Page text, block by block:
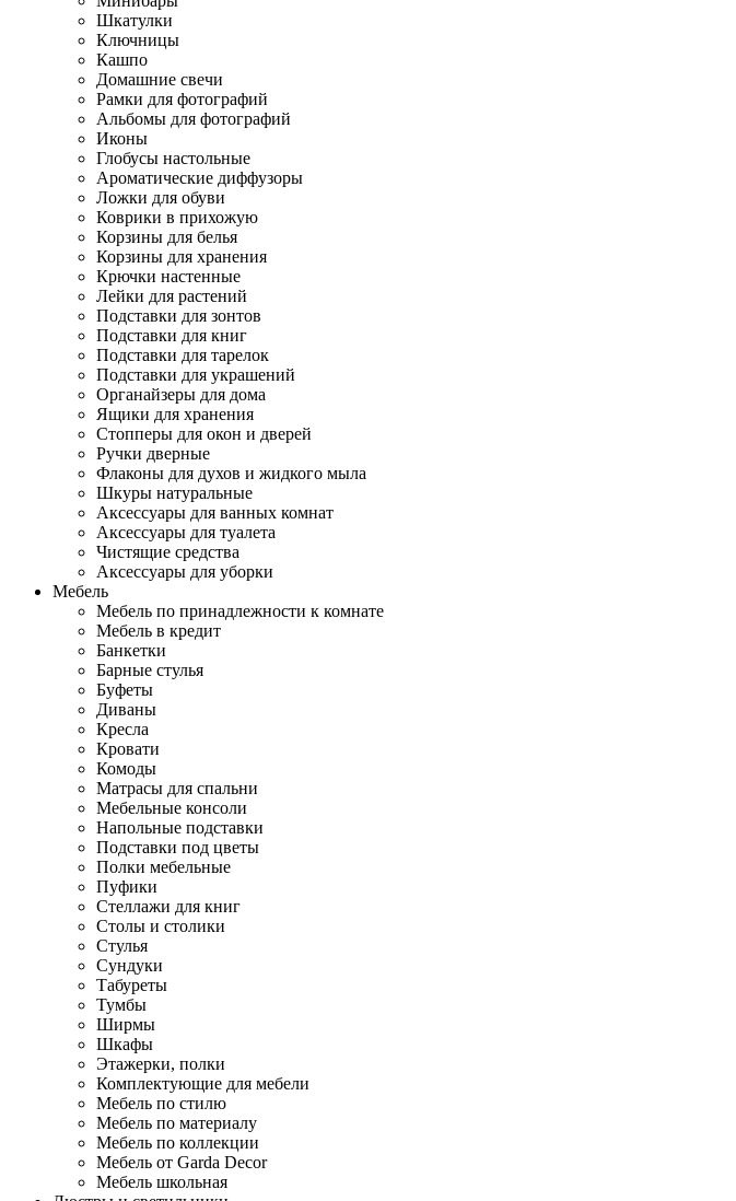
Шкатулки
Ключницы
Кашпо
Домашние свечи
Рамки для фотографий
Альбомы для фотографий
Иконы
Глобусы настольные
Ароматические диффузоры
Ложки для обуви
Коврики в прихожую
Корзины для белья
Корзины для хранения
Крючки настенные
Лейки для растений
Подставки для зонтов
Подставки для книг
Подставки для тарелок
Подставки для украшений
Органайзеры для дома
Ящики для хранения
Стопперы для окон и дверей
Ручки дверные
Флаконы для духов и жидкого мыла
Шкуры натуральные
Аксессуары для ванных комнат
Аксессуары для туалета
Чистящие средства
Аксессуары для уборки
Мебель
Мебель по принадлежности к комнате
Мебель в кредит
Банкетки
Барные стулья
Буфеты
Диваны
Кресла
Кровати
Комоды
Матрасы для спальни
Мебельные консоли
Напольные подставки
Подставки под цветы
Полки мебельные
Пуфики
Стеллажи для книг
Столы и столики
Стулья
Сундуки
Табуреты
Тумбы
Ширмы
Шкафы
Этажерки, полки
Комплектующие для мебели
Мебель по стилю
Мебель по материалу
Мебель по коллекции
Мебель от Garda Decor
Мебель школьная